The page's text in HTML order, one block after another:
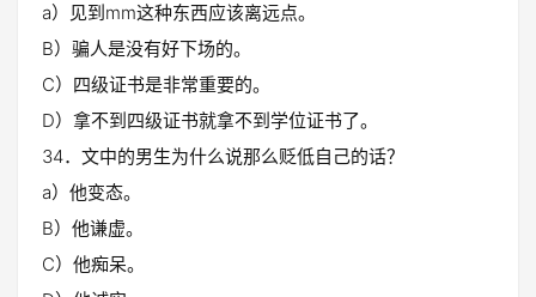
a）见到mm这种东西应该离远点。
B）骗人是没有好下场的。
C）四级证书是非常重要的。
D）拿不到四级证书就拿不到学位证书了。
34．文中的男生为什么说那么贬低自己的话？
a）他变态。
B）他谦虚。
C）他痴呆。